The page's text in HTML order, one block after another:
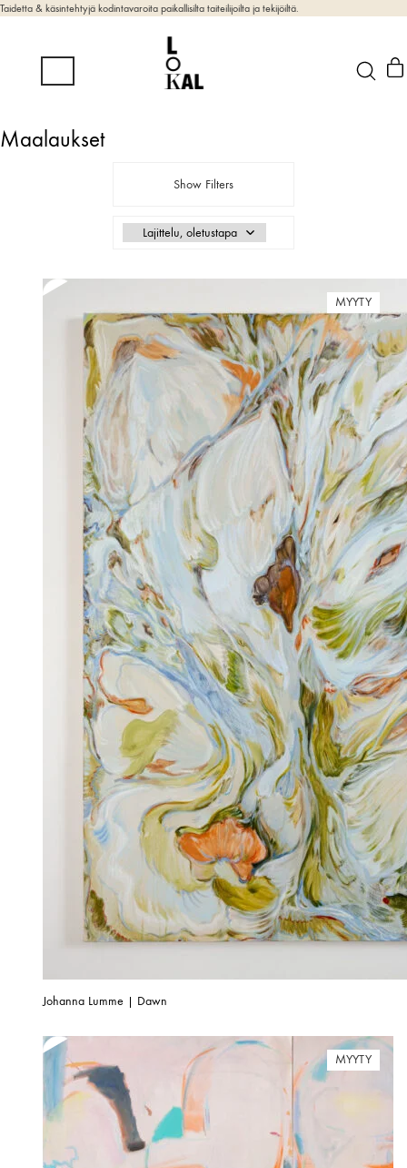
Taidetta & käsintehtyjä kodintavaroita paikallisilta taiteilijoilta ja tekijöiltä.
Maalaukset
Show Filters
MYYTY
Johanna Lumme | Dawn
MYYTY